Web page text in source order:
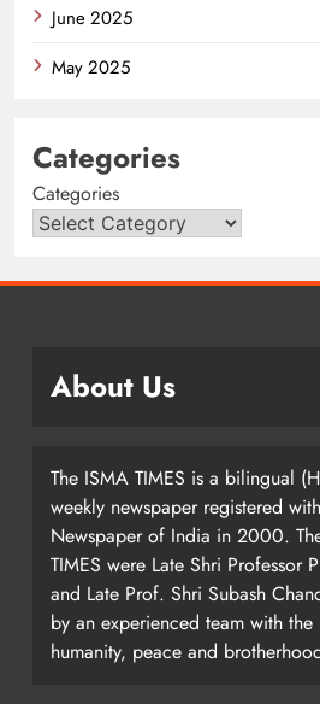
June 2025
May 2025
Categories
Categories
About Us
The ISMA TIMES is a bilingual
weekly newspaper registered
Newspaper of India in 2000.
TIMES were Late Shri Professor
and Late Prof. Shri Subash
by an experienced team with
humanity, peace and